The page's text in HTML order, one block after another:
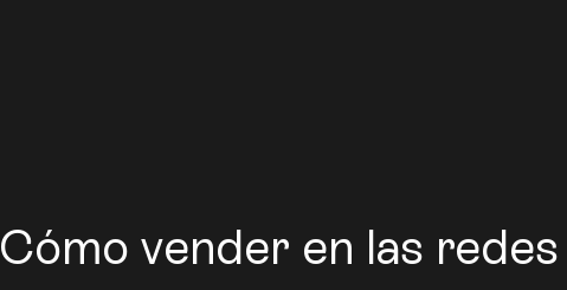
Cómo vender en las